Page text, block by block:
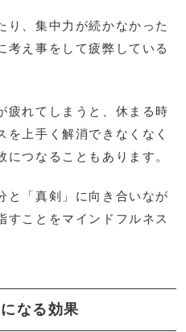
り、集中力が続かなかった
考え事をして疲弊している
疲れてしまうと、休まる時
を上手く解消できなくなく
つなることもあります。
と「真剣」に向き合いなが
すことをマインドフルネス
なる効果